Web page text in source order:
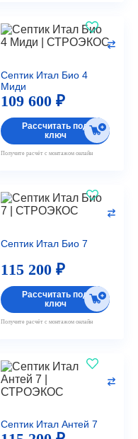
Септик Итал Био 4
Миди
109 600 ₽
Рассчитать под
ключ
Получите расчёт с монтажом онлайн
Септик Итал Био 7
115 200 ₽
Рассчитать под
ключ
Получите расчёт с монтажом онлайн
Септик Итал Антей 7